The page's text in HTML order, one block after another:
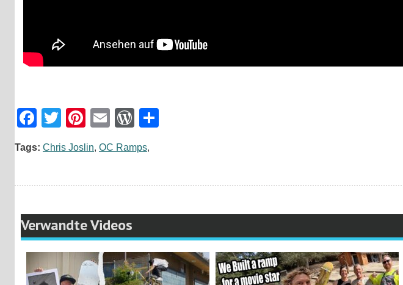
Facebook
Twitter
Pinterest
EmailWordPress
Tags: Chris Joslin, OC Ramps,
Verwandte Videos